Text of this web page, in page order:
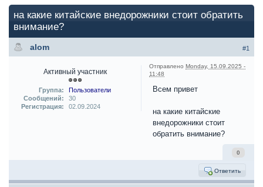
на какие китайские внедорожники стоит обратить
внимание?
#1
alom
Активный участник
Группа:
Пользователи
Сообщений:
30
Регистрация:
02.09.2024
Отправлено Monday, 15.09.2025 -
11:48
Всем привет
на какие китайские
внедорожники стоит
обратить внимание?
0
Ответить